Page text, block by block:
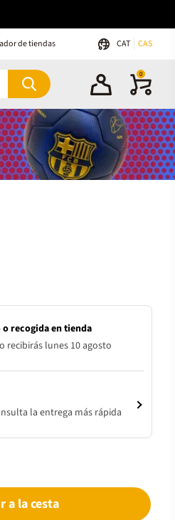
de tiendas CAT CAS
0
recogida en tienda
recibirás lunes 10 agosto
la entrega más rápida
a la cesta